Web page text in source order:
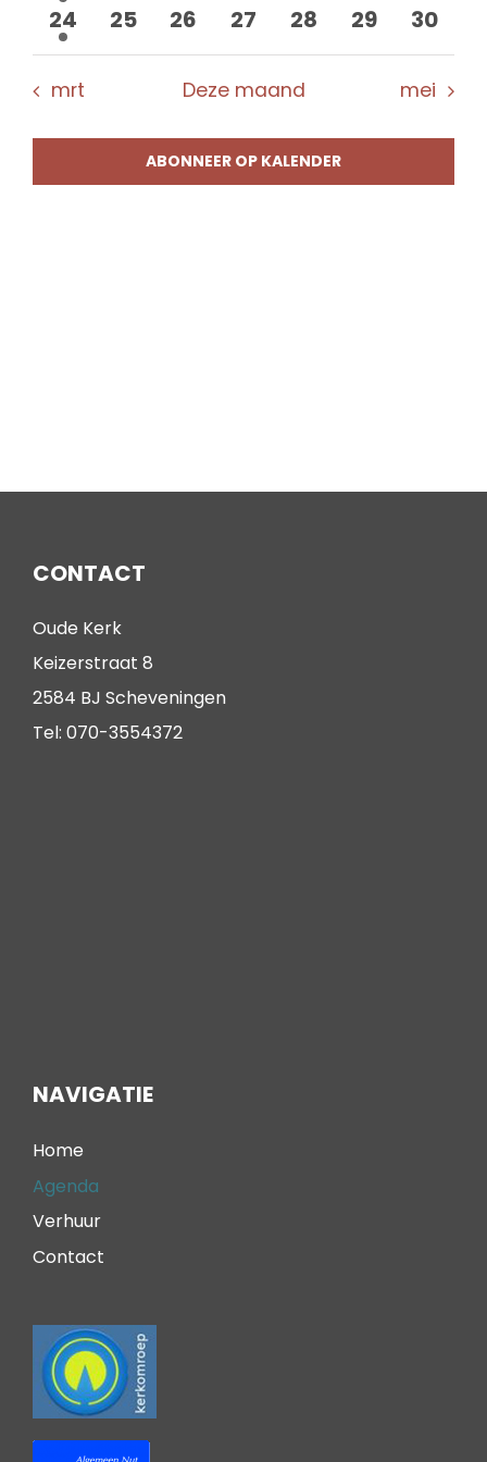
1
evenement
24
0
25
0
26
0
27
0
28
0
29
0
30
mrt Deze maand mei
ABONNEER OP KALENDER
CONTACT
Oude Kerk
Keizerstraat 8
2584 BJ Scheveningen
Tel: 070-3554372
NAVIGATIE
Home
Agenda
Verhuur
Contact